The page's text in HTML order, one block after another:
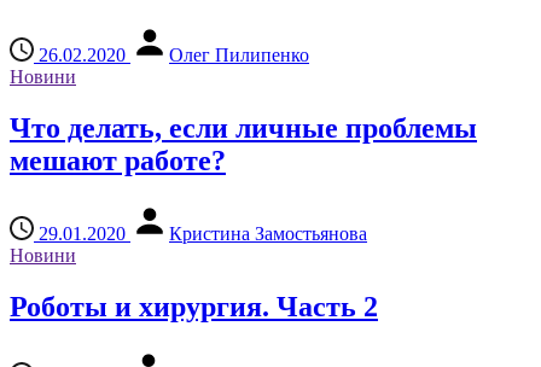
26.02.2020
Олег Пилипенко
Новини
Что делать, если личные проблемы
мешают работе?
29.01.2020
Кристина Замостьянова
Новини
Роботы и хирургия. Часть 2